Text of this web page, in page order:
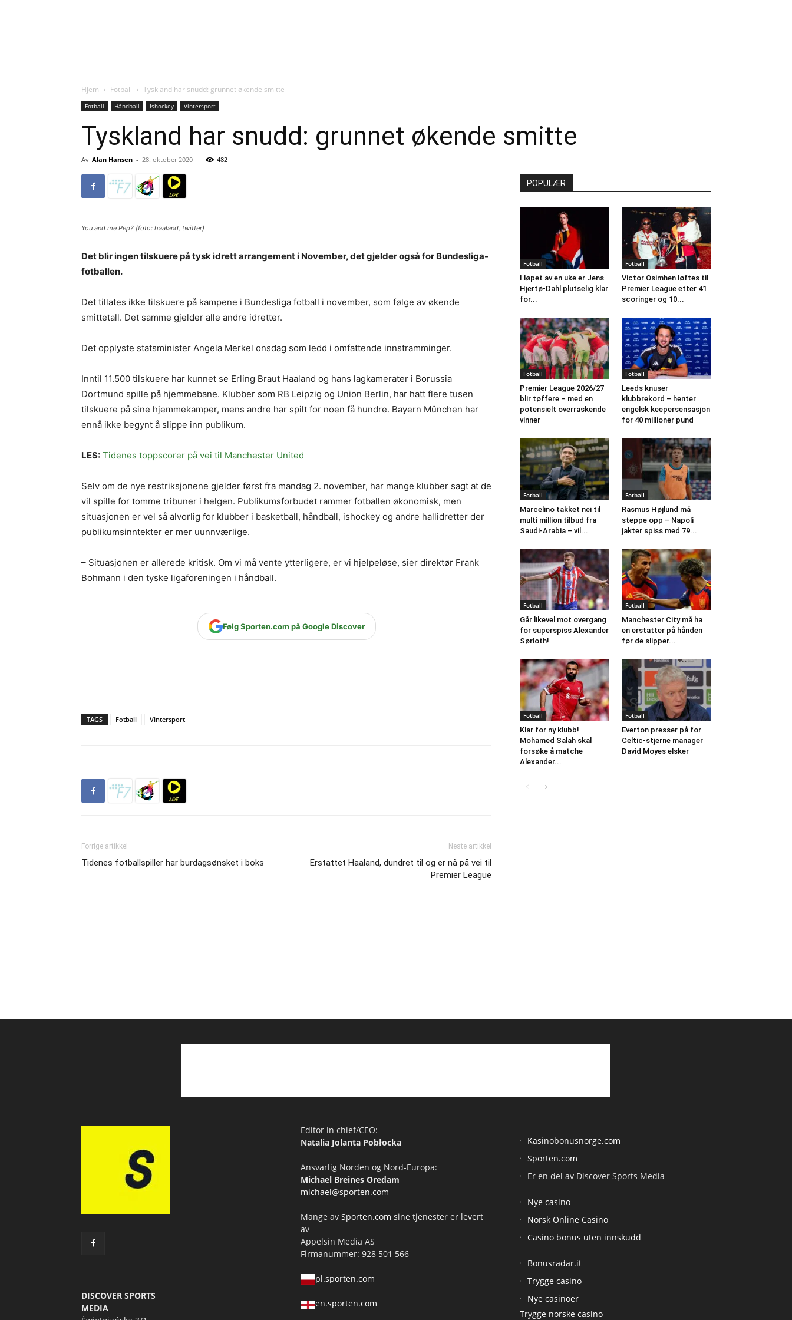
Hjem Fotball Tyskland har snudd: grunnet økende smitte
Fotball Håndball Ishockey Vintersport
Tyskland har snudd: grunnet økende smitte
Av Alan Hansen - 28. oktober 2020 482
You and me Pep? (foto: haaland, twitter)
Det blir ingen tilskuere på tysk idrett arrangement i November, det gjelder også for Bundesliga-
fotballen.
Det tillates ikke tilskuere på kampene i Bundesliga fotball i november, som følge av økende
smittetall. Det samme gjelder alle andre idretter.
Det opplyste statsminister Angela Merkel onsdag som ledd i omfattende innstramminger.
Inntil 11.500 tilskuere har kunnet se Erling Braut Haaland og hans lagkamerater i Borussia
Dortmund spille på hjemmebane. Klubber som RB Leipzig og Union Berlin, har hatt flere tusen
tilskuere på sine hjemmekamper, mens andre har spilt for noen få hundre. Bayern München har
ennå ikke begynt å slippe inn publikum.
LES: Tidenes toppscorer på vei til Manchester United
Selv om de nye restriksjonene gjelder først fra mandag 2. november, har mange klubber sagt at de
vil spille for tomme tribuner i helgen. Publikumsforbudet rammer fotballen økonomisk, men
situasjonen er vel så alvorlig for klubber i basketball, håndball, ishockey og andre hallidretter der
publikumsinntekter er mer uunnværlige.
– Situasjonen er allerede kritisk. Om vi må vente ytterligere, er vi hjelpeløse, sier direktør Frank
Bohmann i den tyske ligaforeningen i håndball.
Følg Sporten.com på Google Discover
TAGS Fotball Vintersport
Forrige artikkel
Tidenes fotballspiller har burdagsønsket i boks
Neste artikkel
Erstattet Haaland, dundret til og er nå på vei til
Premier League
POPULÆR
Fotball
I løpet av en uke er Jens
Hjertø-Dahl plutselig klar
for...
Fotball
Victor Osimhen løftes til
Premier League etter 41
scoringer og 10...
Fotball
Premier League 2026/27
blir tøffere – med en
potensielt overraskende
vinner
Fotball
Leeds knuser
klubbrekord – henter
engelsk keepersensasjon
for 40 millioner pund
Fotball
Marcelino takket nei til
multi million tilbud fra
Saudi-Arabia – vil...
Fotball
Rasmus Højlund må
steppe opp – Napoli
jakter spiss med 79...
Fotball
Går likevel mot overgang
for superspiss Alexander
Sørloth!
Fotball
Manchester City må ha
en erstatter på hånden
før de slipper...
Fotball
Klar for ny klubb!
Mohamed Salah skal
forsøke å matche
Alexander...
Fotball
Everton presser på for
Celtic-stjerne manager
David Moyes elsker
DISCOVER SPORTS
MEDIA
Editor in chief/CEO:
Natalia Jolanta Pobłocka
Ansvarlig Norden og Nord-Europa:
Michael Breines Oredam
michael@sporten.com
Mange av Sporten.com sine tjenester er levert
av
Appelsin Media AS
Firmanummer: 928 501 566
pl.sporten.com
en.sporten.com
Kasinobonusnorge.com
Sporten.com
Er en del av Discover Sports Media
Nye casino
Norsk Online Casino
Casino bonus uten innskudd
Bonusradar.it
Trygge casino
Nye casinoer
Trygge norske casino